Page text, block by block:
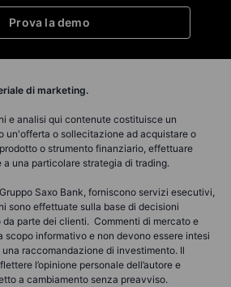
Prova la demo
di marketing.
e analisi qui contenute costituisce un
un'offerta o sollecitazione ad acquistare o
o strumento finanziario, effettuare
una particolare strategia di trading.
Saxo Bank, forniscono servizi esecutivi,
sono effettuate sulla base di decisioni
parte dei clienti. Commenti di mercato e
scopo informativo e non devono essere intesi
raccomandazione di investimento. Il
l’opinione personale dell’autore e
a cambiamento senza preavviso.